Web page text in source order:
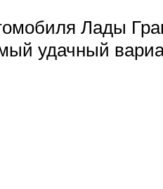
Лады
удачный